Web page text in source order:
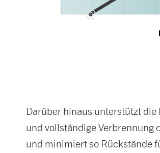
Darüber hinaus unterstützt
und vollständige Verbrennung
und minimiert so Rückstände